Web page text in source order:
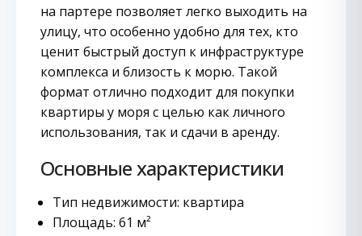
на партере позволяет легко выходить на
улицу, что особенно удобно для тех, кто
ценит быстрый доступ к инфраструктуре
комплекса и близость к морю. Такой
формат отлично подходит для покупки
квартиры у моря с целью как личного
использования, так и сдачи в аренду.
Основные характеристики
Тип недвижимости: квартира
Площадь: 61 м²